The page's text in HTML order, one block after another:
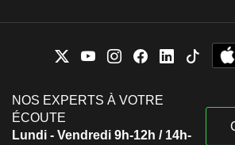
NOS EXPERTS À VOTRE
ÉCOUTE
Lundi - Vendredi 9h-12h / 14h-